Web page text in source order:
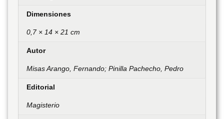
Dimensiones
0,7 × 14 × 21 cm
Autor
Misas Arango, Fernando; Pinilla Pachecho, Pedro
Editorial
Magisterio